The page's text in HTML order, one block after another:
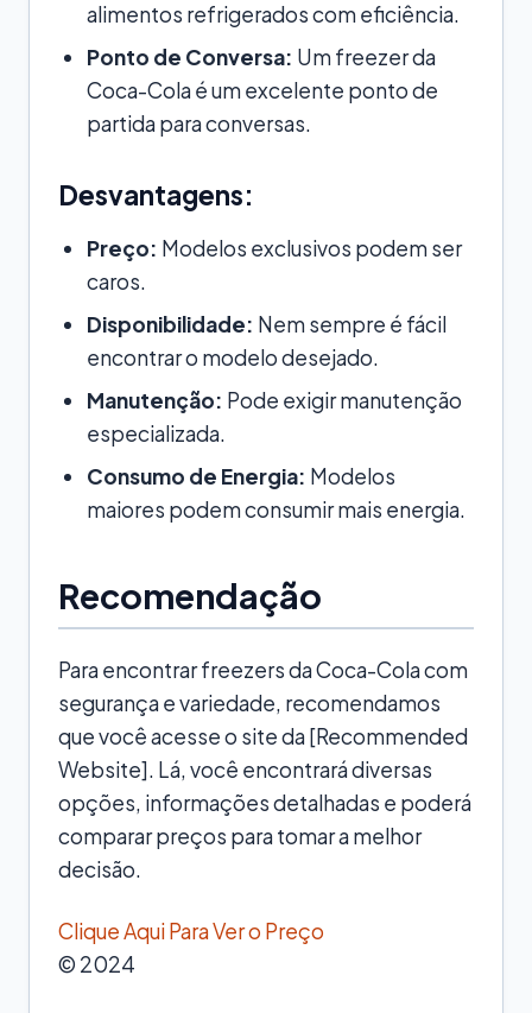
alimentos refrigerados com eficiência.
Ponto de Conversa: Um freezer da
Coca-Cola é um excelente ponto de
partida para conversas.
Desvantagens:
Preço: Modelos exclusivos podem ser
caros.
Disponibilidade: Nem sempre é fácil
encontrar o modelo desejado.
Manutenção: Pode exigir manutenção
especializada.
Consumo de Energia: Modelos
maiores podem consumir mais energia.
Recomendação
Para encontrar freezers da Coca-Cola com
segurança e variedade, recomendamos
que você acesse o site da [Recommended
Website]. Lá, você encontrará diversas
opções, informações detalhadas e poderá
comparar preços para tomar a melhor
decisão.
Clique Aqui Para Ver o Preço
© 2024